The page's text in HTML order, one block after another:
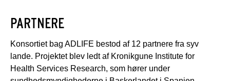
PARTNERE
Konsortiet bag ADLIFE bestod af 12 partnere fra syv
lande. Projektet blev ledt af Kronikgune Institute for
Health Services Research, som hører under